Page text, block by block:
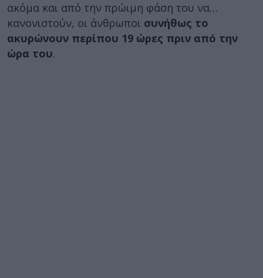
ακόμα και από την πρώιμη φάση του να…
κανονιστούν, οι άνθρωποι συνήθως το
ακυρώνουν περίπου 19 ώρες πριν από την
ώρα του.